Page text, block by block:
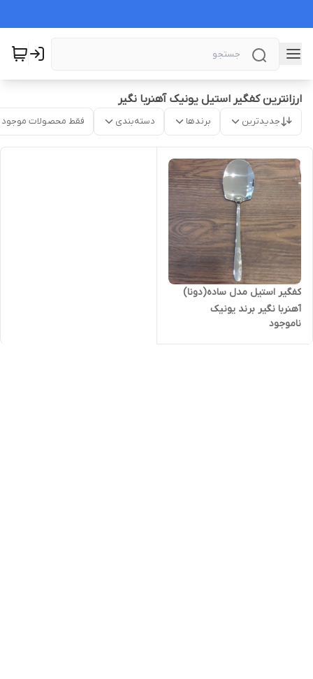
ارزانترین کفگیر استیل یونیک آهنربا نگیر
جدیدترین برندها دسته‌بندی فقط محصولات موجود
کفگیر استیل مدل ساده(دونا)
آهنربا نگیر برند یونیک
ناموجود